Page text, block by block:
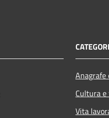
Cultura
Vita